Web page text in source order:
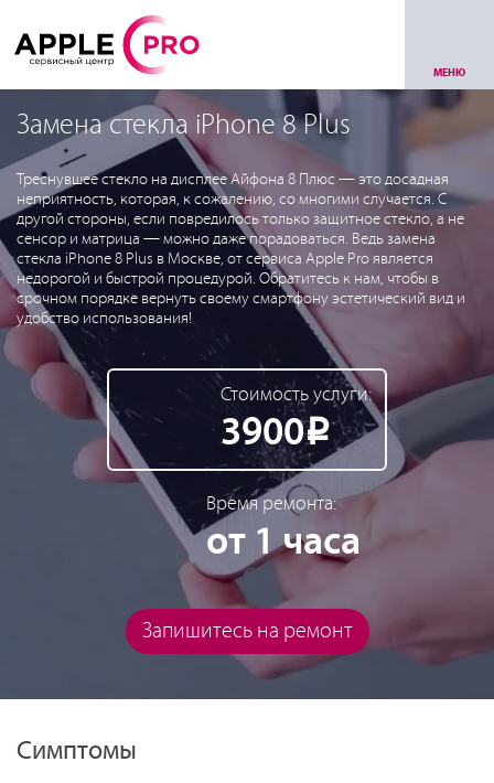
МЕНЮ
Замена стекла iPhone 8 Plus
Треснувшее стекло на дисплее Айфона 8 Плюс — это досадная
неприятность, которая, к сожалению, со многими случается. С
другой стороны, если повредилось только защитное стекло, а не
сенсор и матрица — можно даже порадоваться. Ведь замена
стекла iPhone 8 Plus в Москве, от сервиса Apple Pro является
недорогой и быстрой процедурой. Обратитесь к нам, чтобы в
срочном порядке вернуть своему смартфону эстетический вид и
удобство использования!
Стоимость услуги:
3900Р
Время ремонта:
от 1 часа
Запишитесь на ремонт
Симптомы